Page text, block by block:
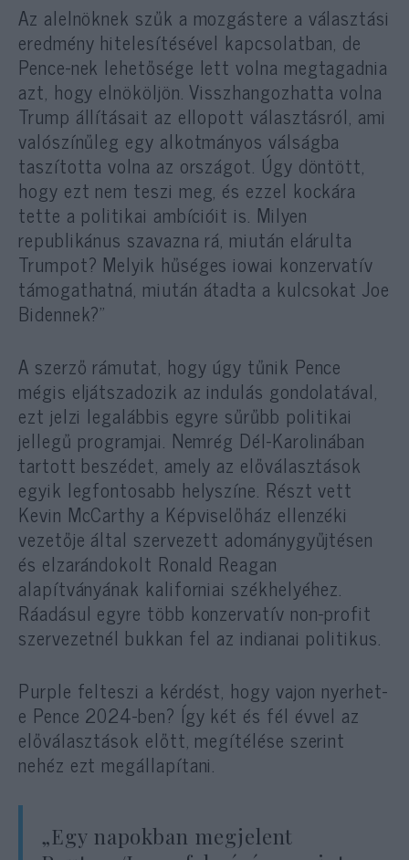
Az alelnöknek szűk a mozgástere a választási
eredmény hitelesítésével kapcsolatban, de
Pence-nek lehetősége lett volna megtagadnia
azt, hogy elnököljön. Visszhangozhatta volna
Trump állításait az ellopott választásról, ami
valószínűleg egy alkotmányos válságba
taszította volna az országot. Úgy döntött,
hogy ezt nem teszi meg, és ezzel kockára
tette a politikai ambícióit is. Milyen
republikánus szavazna rá, miután elárulta
Trumpot? Melyik hűséges iowai konzervatív
támogathatná, miután átadta a kulcsokat Joe
Bidennek?”
A szerző rámutat, hogy úgy tűnik Pence
mégis eljátszadozik az indulás gondolatával,
ezt jelzi legalábbis egyre sűrűbb politikai
jellegű programjai. Nemrég Dél-Karolinában
tartott beszédet, amely az előválasztások
egyik legfontosabb helyszíne. Részt vett
Kevin McCarthy a Képviselőház ellenzéki
vezetője által szervezett adománygyűjtésen
és elzarándokolt Ronald Reagan
alapítványának kaliforniai székhelyéhez.
Ráadásul egyre több konzervatív non-profit
szervezetnél bukkan fel az indianai politikus.
Purple felteszi a kérdést, hogy vajon nyerhet-
e Pence 2024-ben? Így két és fél évvel az
előválasztások előtt, megítélése szerint
nehéz ezt megállapítani.
„Egy napokban megjelent